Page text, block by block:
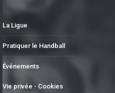
La Ligue
Pratiquer le Handball
Événements
Vie privée - Cookies